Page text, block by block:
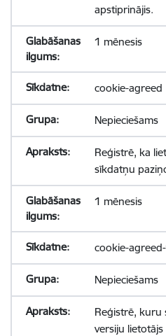
apstiprinājis.
1 mēnesis
cookie-agreed
Nepieciešams
Reģistrē, ka
sīkdatņu
1 mēnesis
cookie-
Nepieciešams
Reģistrē, kuru
versiju